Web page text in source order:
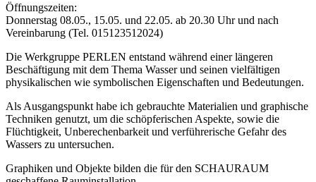
Uli Rothfuss
Harald Schwiers
Öffnungszeiten:
Donnerstag 08.05., 15.05. und 22.05. ab 20.30 Uhr und nach
Vereinbarung (Tel. 015123512024)
Die Werkgruppe PERLEN entstand während einer längeren
Beschäftigung mit dem Thema Wasser und seinen vielfältigen
physikalischen wie symbolischen Eigenschaften und Bedeutungen.
Als Ausgangspunkt habe ich gebrauchte Materialien und graphische
Techniken genutzt, um die schöpferischen Aspekte, sowie die
Flüchtigkeit, Unberechenbarkeit und verführerische Gefahr des
Wassers zu untersuchen.
Graphiken und Objekte bilden die für den SCHAURAUM